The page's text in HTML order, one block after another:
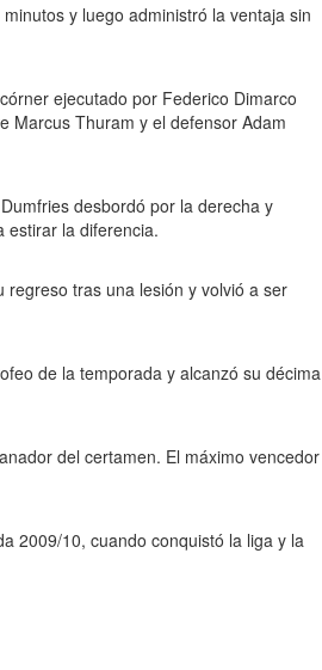
y luego administró la ventaja sin
ejecutado por Federico Dimarco
Marcus Thuram y el defensor Adam
desbordó por la derecha y
estirar la diferencia.
tras una lesión y volvió a ser
de la temporada y alcanzó su décima
del certamen. El máximo vencedor
2009/10, cuando conquistó la liga y la